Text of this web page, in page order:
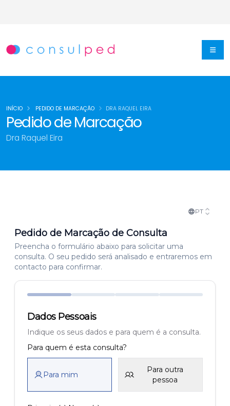
Pedido de Marcação
Dra Raquel Eira
INÍCIO PEDIDO DE MARCAÇÃO DRA RAQUEL EIRA